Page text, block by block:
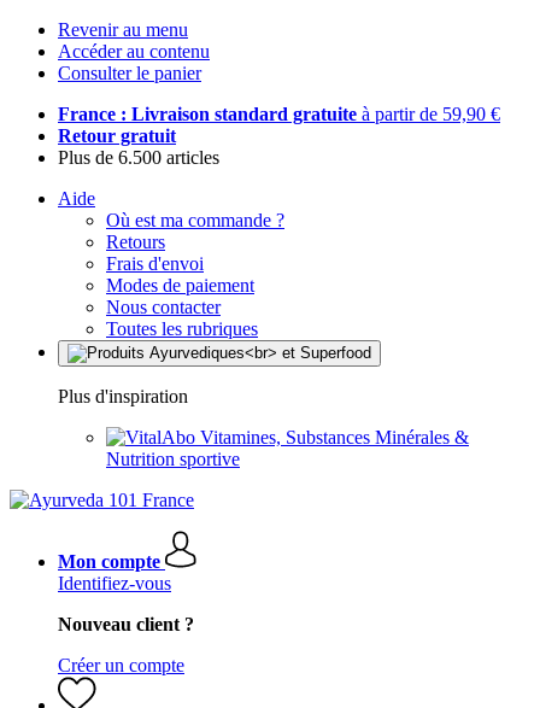
Revenir au menu
Accéder au contenu
Consulter le panier
France : Livraison standard gratuite à partir de 59,90 €
Retour gratuit
Plus de 6.500 articles
Aide
Où est ma commande ?
Retours
Frais d'envoi
Modes de paiement
Nous contacter
Toutes les rubriques
Plus d'inspiration
Vitamines, Substances Minérales &
Nutrition sportive
Mon compte
Identifiez-vous
Nouveau client ?
Créer un compte